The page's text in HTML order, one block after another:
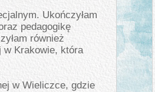
Ukończyłam
pedagogikę
również
w Krakowie, która
w Wieliczce, gdzie